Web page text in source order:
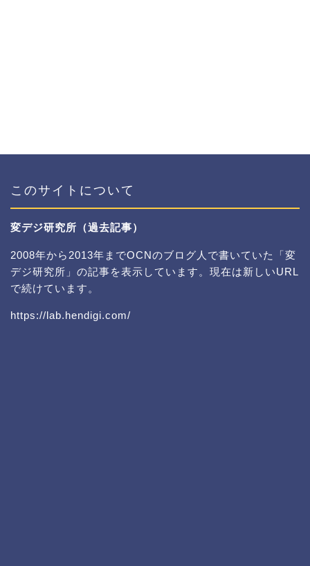
このサイトについて
変デジ研究所（過去記事）
2008年から2013年までOCNのブログ人で書いていた「変
デジ研究所」の記事を表示しています。現在は新しいURL
で続けています。
https://lab.hendigi.com/